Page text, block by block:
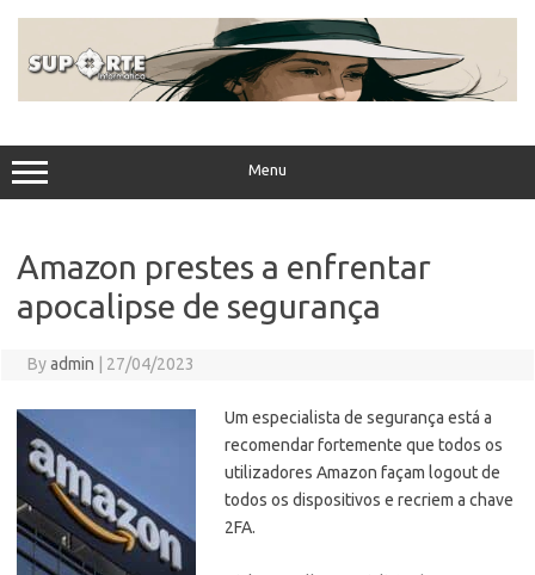
Menu
Amazon prestes a enfrentar
apocalipse de segurança
Byadmin 27/04/2023
Um especialista de segurança está a
recomendar fortemente que todos os
utilizadores Amazon façam logout de
todos os dispositivos e recriem a chave
2FA.